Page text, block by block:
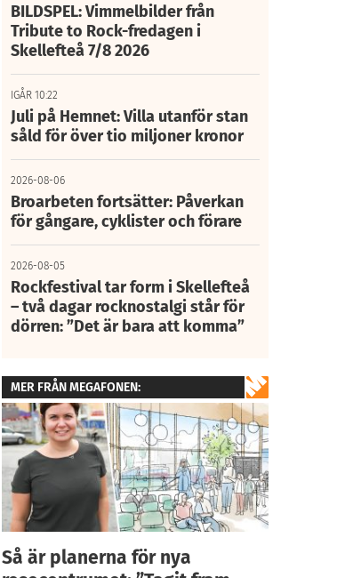
BILDSPEL: Vimmelbilder från
Tribute to Rock-fredagen i
Skellefteå 7/8 2026
IGÅR 10:22
Juli på Hemnet: Villa utanför stan
såld för över tio miljoner kronor
2026-08-06
Broarbeten fortsätter: Påverkan
för gångare, cyklister och förare
2026-08-05
Rockfestival tar form i Skellefteå
– två dagar rocknostalgi står för
dörren: ”Det är bara att komma”
MER FRÅN MEGAFONEN:
Så är planerna för nya